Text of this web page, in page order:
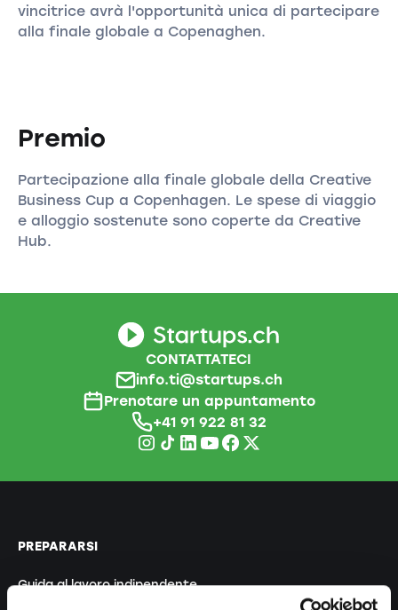
vincitrice avrà l'opportunità unica di partecipare
alla finale globale a Copenaghen.
Premio
Partecipazione alla finale globale della Creative
Business Cup a Copenhagen. Le spese di viaggio
e alloggio sostenute sono coperte da Creative
Hub.
CONTATTATECI
info.ti@startups.ch
Prenotare un appuntamento
+41 91 922 81 32
PREPARARSI
Guida al lavoro indipendente